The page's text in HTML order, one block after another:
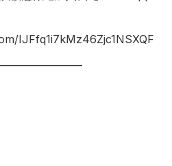
IJFfq1i7kMz46Zjc1NSXQF